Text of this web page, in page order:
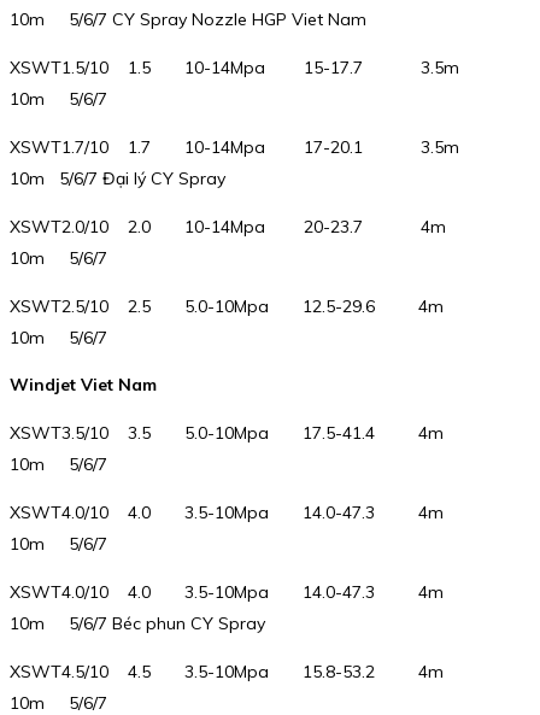
10m 5/6/7 CY Spray Nozzle HGP Viet Nam
XSWT1.5/10 1.5 10-14Mpa 15-17.7 3.5m
10m 5/6/7
XSWT1.7/10 1.7 10-14Mpa 17-20.1 3.5m
10m 5/6/7 Đại lý CY Spray
XSWT2.0/10 2.0 10-14Mpa 20-23.7 4m
10m 5/6/7
XSWT2.5/10 2.5 5.0-10Mpa 12.5-29.6 4m
10m 5/6/7
Windjet Viet Nam
XSWT3.5/10 3.5 5.0-10Mpa 17.5-41.4 4m
10m 5/6/7
XSWT4.0/10 4.0 3.5-10Mpa 14.0-47.3 4m
10m 5/6/7
XSWT4.0/10 4.0 3.5-10Mpa 14.0-47.3 4m
10m 5/6/7 Béc phun CY Spray
XSWT4.5/10 4.5 3.5-10Mpa 15.8-53.2 4m
10m 5/6/7